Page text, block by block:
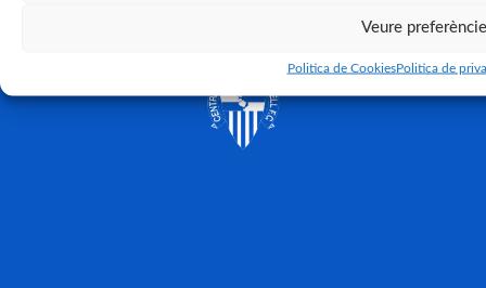
Veure
Politica de CookiesPolitica de